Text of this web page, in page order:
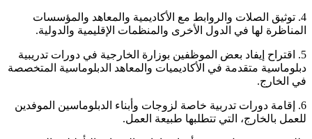
4. توثيق الصلات والروابط مع الأكاديمية والمعاهد والمؤسسات
المناظرة لها في الدول الأخرى والمنظمات الإقليمية والدولية.
5. اقتراح إيفاد بعض الموظفين بوزارة الخارجية في دورات تدريبية
دبلوماسية متقدمة في الأكاديميات والمعاهد الدبلوماسية المتخصصة
في الخارج.
6. إقامة دورات تدربية خاصة لزوجات وأبناء الدبلوماسين الموفدين
للعمل بالخارج، التي تتطلبها طبيعة العمل.